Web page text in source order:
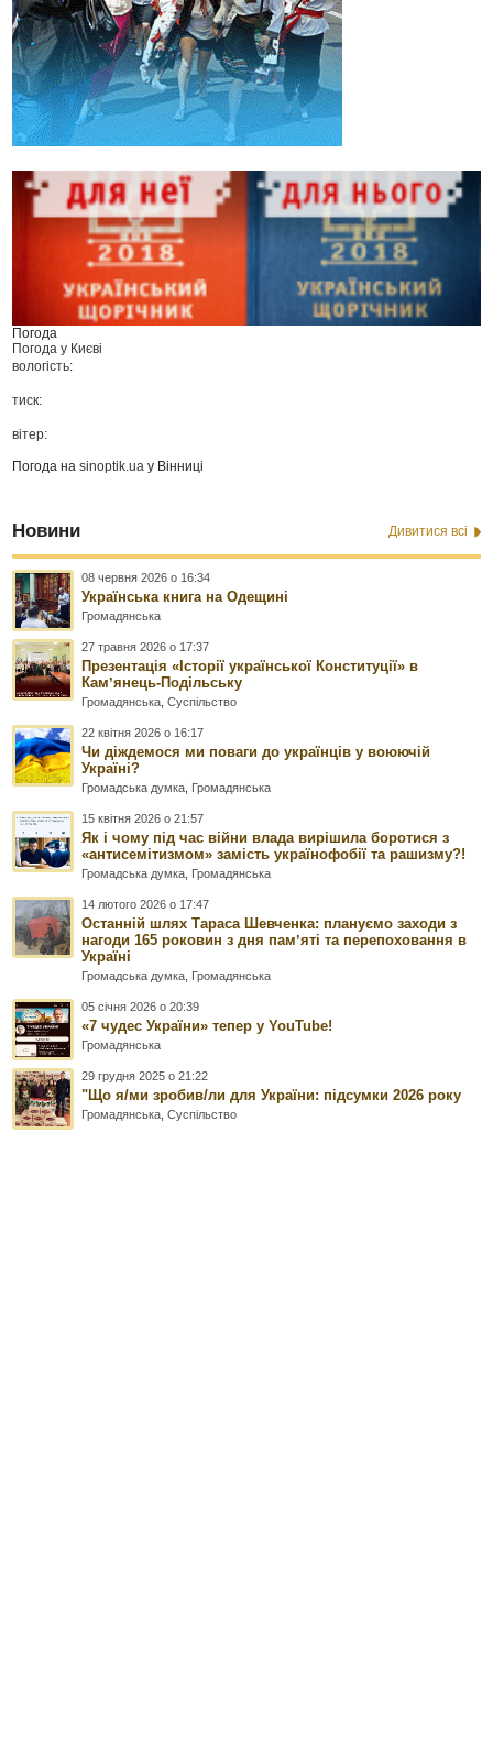
Погода
Погода у Києві
вологість:
тиск:
вітер:
Погода наsinoptik.ua у Вінниці
Новини Дивитися всі
08 червня 2026 о 16:34
Українська книга на Одещині
Громадянська
27 травня 2026 о 17:37
Презентація «Історії української Конституції» в
Камʼянець-Подільську
Громадянська ,Суспільство
22 квітня 2026 о 16:17
Чи діждемося ми поваги до українців у воюючій
Україні?
Громадська думка Громадянська
15 квітня 2026 о 21:57
Як і чому під час війни влада вирішила боротися з
«антисемітизмом» замість українофобії та рашизму?!
Громадська думка Громадянська
14 лютого 2026 о 17:47
Останній шлях Тараса Шевченка: плануємо заходи з
нагоди 165 роковин з дня памʼяті та перепоховання в
Україні
Громадська думка Громадянська
05 січня 2026 о 20:39
«7 чудес України» тепер у YouTube!
Громадянська
29 грудня 2025 о 21:22
"Що я/ми зробив/ли для України: підсумки 2026 року
Громадянська ,Суспільство